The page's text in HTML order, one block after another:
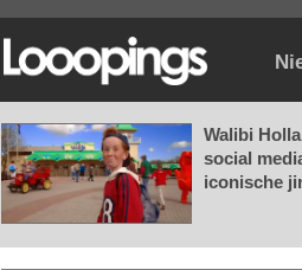
Walibi
social
iconische